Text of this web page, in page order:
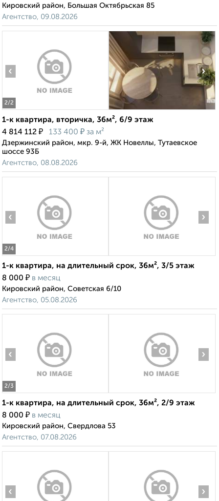
Кировский район, Большая Октябрьская 85
Агентство, 09.08.2026
2/2
‹ ›
1-к квартира, вторичка, 36м², 6/9 этаж
4 814 112 ₽ 133 400 ₽ за м²
Дзержинский район, мкр. 9-й, ЖК Новеллы, Тутаевское
шоссе 93Б
Агентство, 08.08.2026
2/4
‹ ›
1-к квартира, на длительный срок, 36м², 3/5 этаж
8 000 ₽ в месяц
Кировский район, Советская 6/10
Агентство, 05.08.2026
2/3
‹ ›
1-к квартира, на длительный срок, 36м², 2/9 этаж
8 000 ₽ в месяц
Кировский район, Свердлова 53
Агентство, 07.08.2026
‹ ›